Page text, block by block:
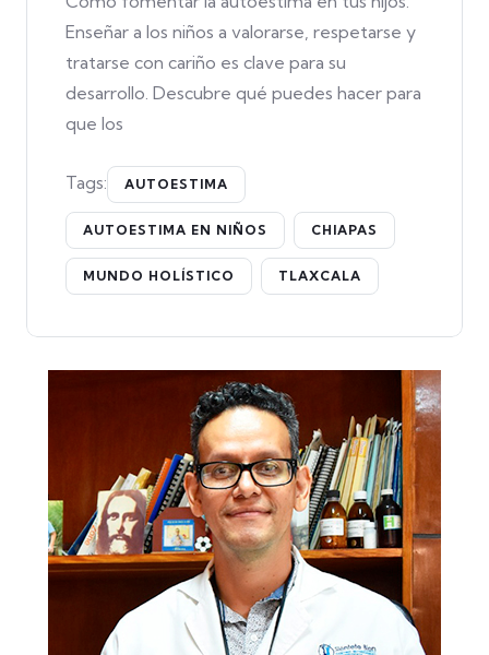
Enseñar a los niños a valorarse, respetarse y
tratarse con cariño es clave para su
desarrollo. Descubre qué puedes hacer para
que los
Tags: AUTOESTIMA
AUTOESTIMA EN NIÑOS CHIAPAS
MUNDO HOLÍSTICO TLAXCALA